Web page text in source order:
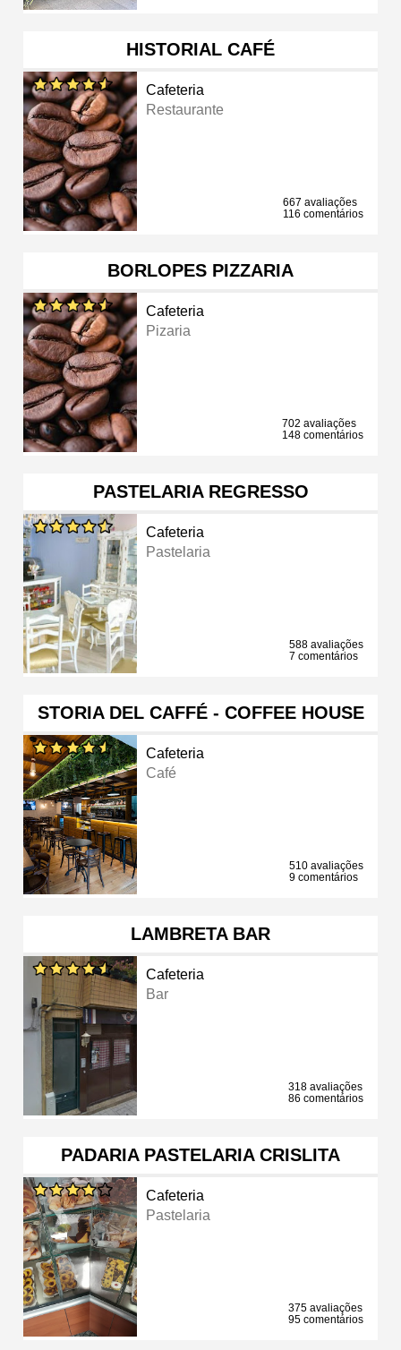
HISTORIAL CAFÉ
Cafeteria
Restaurante
667 avaliações
116 comentários
BORLOPES PIZZARIA
Cafeteria
Pizaria
702 avaliações
148 comentários
PASTELARIA REGRESSO
Cafeteria
Pastelaria
588 avaliações
7 comentários
STORIA DEL CAFFÉ - COFFEE HOUSE
Cafeteria
Café
510 avaliações
9 comentários
LAMBRETA BAR
Cafeteria
Bar
318 avaliações
86 comentários
PADARIA PASTELARIA CRISLITA
Cafeteria
Pastelaria
375 avaliações
95 comentários